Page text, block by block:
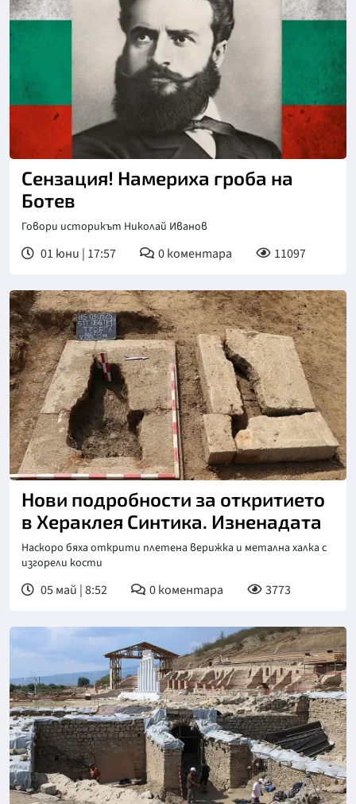
Сензация! Намериха гроба на
Ботев
Говори историкът Николай Иванов
01 юни | 17:57 0коментара 11097
Нови подробности за откритието
в Хераклея Синтика. Изненадата
Наскоро бяха открити плетена верижка и метална халка с
изгорели кости
05 май | 8:52 0коментара 3773